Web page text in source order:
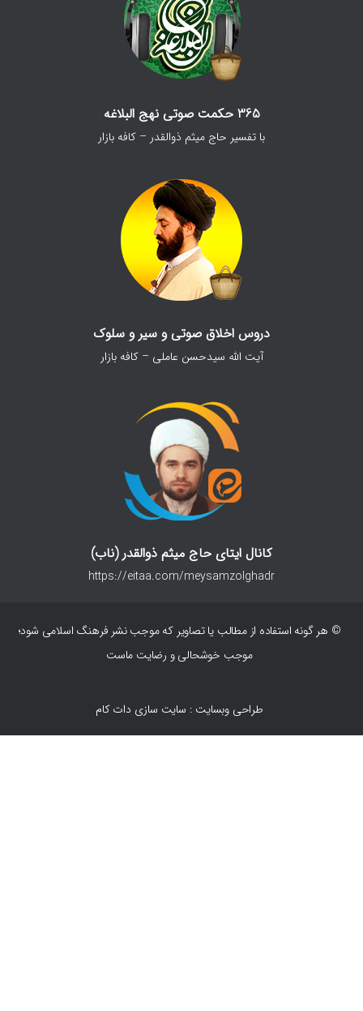
365 حکمت صوتی نهج البلاغه
با تفسیر حاج میثم ذوالقدر – کافه بازار
دروس اخلاق صوتی و سیر و سلوک
آیت الله سیدحسن عاملی – کافه بازار
کانال ایتای حاج میثم ذوالقدر (ناب)
https://eitaa.com/meysamzolghadr
© هر گونه استفاده از مطالب یا تصاویر که موجب نشر فرهنگ اسلامی شود؛
موجب خوشحالی و رضایت ماست
طراحی وبسایت : سایت سازی دات کام